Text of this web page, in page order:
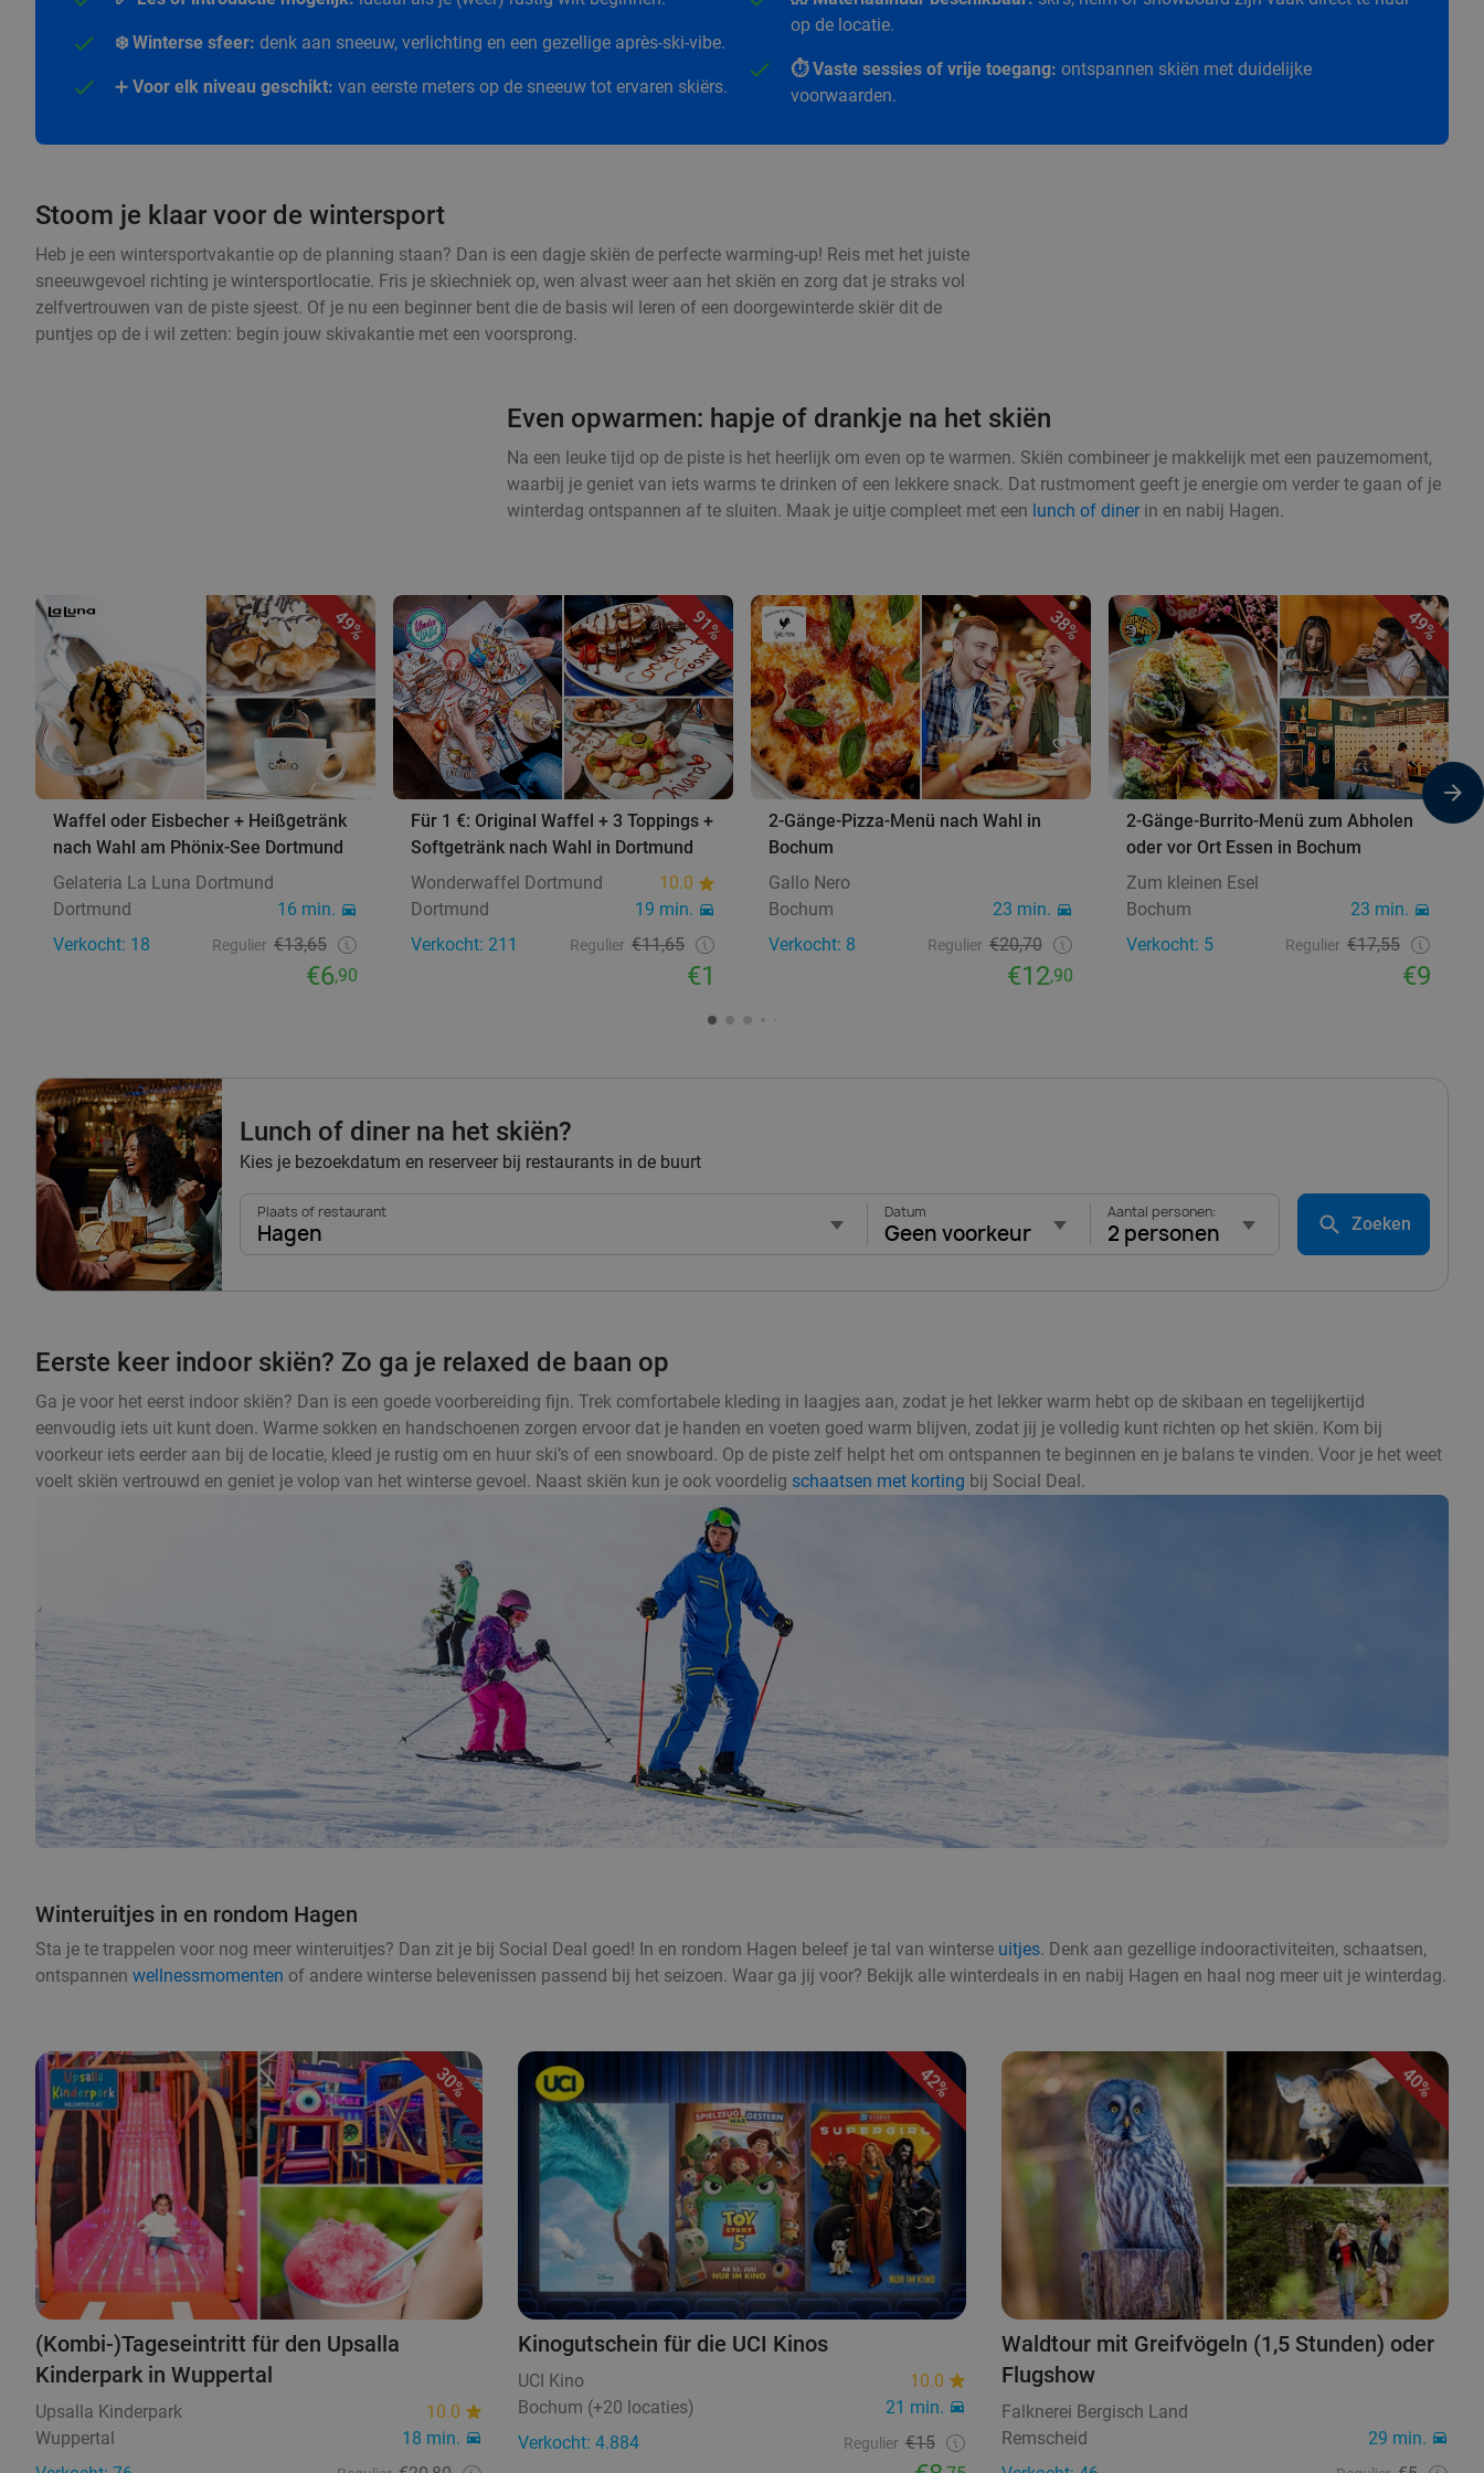
❄️ Winterse sfeer: denk aan sneeuw, verlichting en een gezellige après-ski-vibe.
➕ Voor elk niveau geschikt: van eerste meters op de sneeuw tot ervaren skiërs.
op de locatie.
⏱️ Vaste sessies of vrije toegang:ontspannen skiën met duidelijke
voorwaarden.
Stoom je klaar voor de wintersport
Heb je een wintersportvakantie op de planning staan? Dan is een dagje skiën de perfecte warming-up! Reis met het juiste
sneeuwgevoel richting je wintersportlocatie. Fris je skiechniek op, wen alvast weer aan het skiën en zorg dat je straks vol
zelfvertrouwen van de piste sjeest. Of je nu een beginner bent die de basis wil leren of een doorgewinterde skiër dit de
puntjes op de i wil zetten: begin jouw skivakantie met een voorsprong.
Even opwarmen: hapje of drankje na het skiën
Na een leuke tijd op de piste is het heerlijk om even op te warmen. Skiën combineer je makkelijk met een pauzemoment,
waarbij je geniet van iets warms te drinken of een lekkere snack. Dat rustmoment geeft je energie om verder te gaan of je
winterdag ontspannen af te sluiten. Maak je uitje compleet met een lunch of dinerin en nabij Hagen.
49%
Waffel oder Eisbecher + Heißgetränk
nach Wahl am Phönix-See Dortmund
Gelateria La Luna Dortmund
Dortmund
16 min.
Verkocht: 18
Regulier €13,65
€6,90
91%
Für 1 €: Original Waffel + 3 Toppings +
Softgetränk nach Wahl in Dortmund
Wonderwaffel Dortmund
10.0
Dortmund
19 min.
Verkocht: 211
Regulier €11,65
€1
38%
2-Gänge-Pizza-Menü nach Wahl in
Bochum
Gallo Nero
Bochum
23 min.
Verkocht: 8
Regulier €20,70
€12,90
49%
2-Gänge-Burrito-Menü zum Abholen
oder vor Ort Essen in Bochum
Zum kleinen Esel
Bochum
23 min.
Verkocht: 5
Regulier €17,55
€9
Lunch of diner na het skiën?
Kies je bezoekdatum en reserveer bij restaurants in de buurt
Plaats of restaurant
Hagen
Datum
Geen voorkeur
Aantal personen:
2 personen Zoeken
Eerste keer indoor skiën? Zo ga je relaxed de baan op
Ga je voor het eerst indoor skiën? Dan is een goede voorbereiding fijn. Trek comfortabele kleding in laagjes aan, zodat je het lekker warm hebt op de skibaan en tegelijkertijd
eenvoudig iets uit kunt doen. Warme sokken en handschoenen zorgen ervoor dat je handen en voeten goed warm blijven, zodat jij je volledig kunt richten op het skiën. Kom bij
voorkeur iets eerder aan bij de locatie, kleed je rustig om en huur ski’s of een snowboard. Op de piste zelf helpt het om ontspannen te beginnen en je balans te vinden. Voor je het weet
voelt skiën vertrouwd en geniet je volop van het winterse gevoel. Naast skiën kun je ook voordelig schaatsen met korting bij Social Deal.
Winteruitjes in en rondom Hagen
Sta je te trappelen voor nog meer winteruitjes? Dan zit je bij Social Deal goed! In en rondom Hagen beleef je tal van winterse uitjes. Denk aan gezellige indooractiviteiten, schaatsen,
ontspannen wellnessmomenten of andere winterse belevenissen passend bij het seizoen. Waar ga jij voor? Bekijk alle winterdeals in en nabij Hagen en haal nog meer uit je winterdag.
30%
(Kombi-)Tageseintritt für den Upsalla
Kinderpark in Wuppertal
Upsalla Kinderpark
10.0
Wuppertal
18 min.
42%
Kinogutschein für die UCI Kinos
UCI Kino
10.0
Bochum (+20 locaties)
21 min.
Verkocht: 4.884
Regulier €15
40%
Waldtour mit Greifvögeln (1,5 Stunden) oder
Flugshow
Falknerei Bergisch Land
Remscheid
29 min.